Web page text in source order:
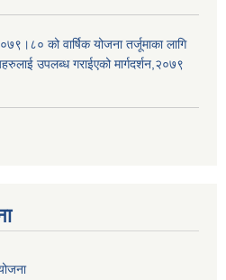
को वार्षिक योजना तर्जूमाका लागि
उपलब्ध गराईएको मार्गदर्शन,२०७९